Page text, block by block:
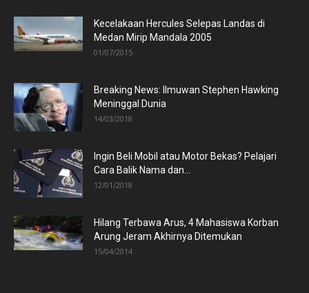
Kecelakaan Hercules Selepas Landas di
Medan Mirip Mandala 2005
01/07/2015
Breaking News: Ilmuwan Stephen Hawking
Meninggal Dunia
14/03/2018
Ingin Beli Mobil atau Motor Bekas? Pelajari
Cara Balik Nama dan...
12/01/2018
Hilang Terbawa Arus, 4 Mahasiswa Korban
Arung Jeram Akhirnya Ditemukan
15/04/2014